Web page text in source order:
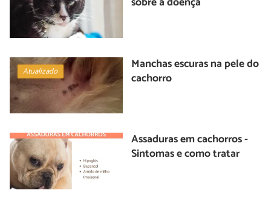
Atualizado
Manchas escuras na pele do
cachorro
Assaduras em cachorros -
Sintomas e como tratar